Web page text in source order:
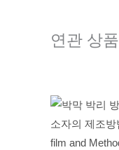
연관 상품